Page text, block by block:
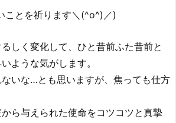
ことを祈ります＼(^o^)／)
しく変化して、ひと昔前ふた昔前と
ような気がします。
いな…とも思いますが、焦っても仕方
ら与えられた使命をコツコツと真摯